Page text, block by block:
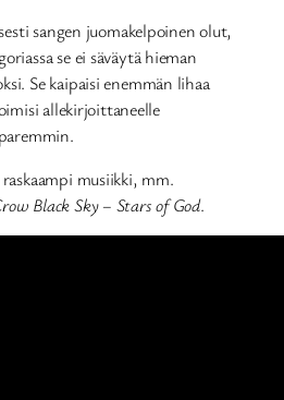
sangen juomakelpoinen olut,
se ei säväytä hieman
Se kaipaisi enemmän lihaa
allekirjoittaneelle
musiikki, mm.
Black Sky – Stars of God.